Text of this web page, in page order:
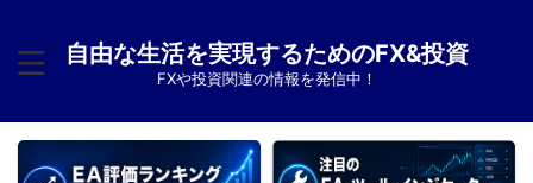
自由な生活を実現するためのFX&投資
FXや投資関連の情報を発信中！